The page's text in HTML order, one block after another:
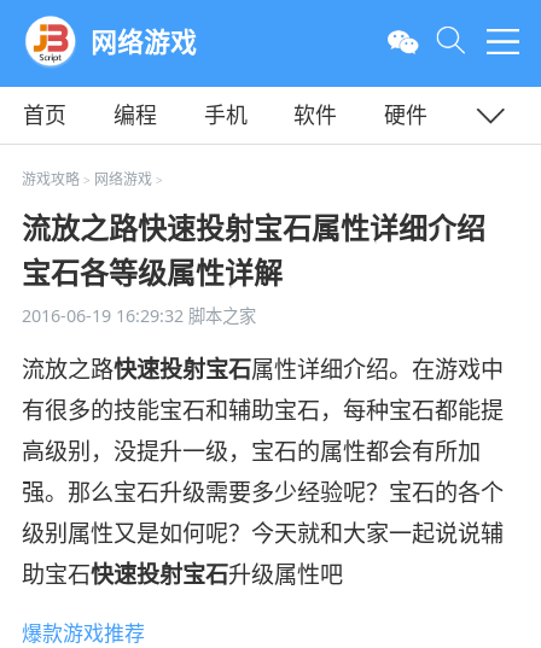
网络游戏
首页 编程 手机 软件
硬件
教程
平面
游戏攻略> 网络游戏>
流放之路快速投射宝石属性详细介绍
宝石各等级属性详解
2016-06-19 16:29:32脚本之家
流放之路快速投射宝石属性详细介绍。在游戏中
有很多的技能宝石和辅助宝石，每种宝石都能提
高级别，没提升一级，宝石的属性都会有所加
强。那么宝石升级需要多少经验呢？宝石的各个
级别属性又是如何呢？今天就和大家一起说说辅
助宝石快速投射宝石升级属性吧
爆款游戏推荐